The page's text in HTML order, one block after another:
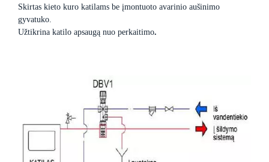
Skirtas kieto kuro katilams be įmontuoto avarinio aušinimo
gyvatuko.
Užtikrina katilo apsaugą nuo perkaitimo.